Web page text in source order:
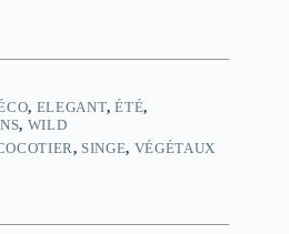
, ELEGANT,ÉTÉ,
, WILD
, SINGE, VÉGÉTAUX